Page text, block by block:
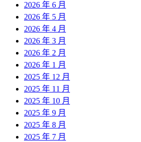
2026 年 6 月
2026 年 5 月
2026 年 4 月
2026 年 3 月
2026 年 2 月
2026 年 1 月
2025 年 12 月
2025 年 11 月
2025 年 10 月
2025 年 9 月
2025 年 8 月
2025 年 7 月